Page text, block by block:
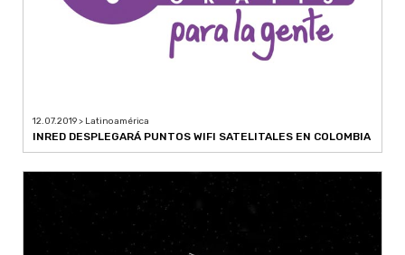
12.07.2019 > Latinoamérica
INRED DESPLEGARÁ PUNTOS WIFI SATELITALES EN COLOMBIA